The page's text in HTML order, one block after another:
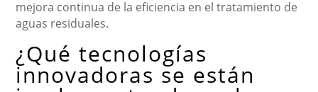
mejora continua de la eficiencia en el tratamiento de
aguas residuales.
¿Qué tecnologías
innovadoras se están